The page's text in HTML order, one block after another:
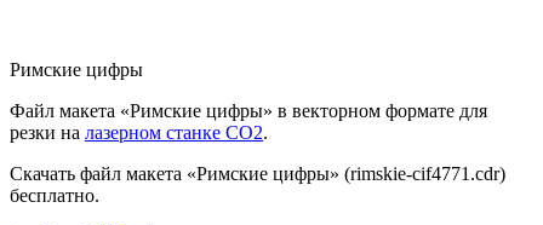
Римские цифры
Файл макета «Римские цифры» в векторном формате для
резки на лазерном станке СО2.
Скачать файл макета «Римские цифры» (rimskie-cif4771.cdr)
бесплатно.